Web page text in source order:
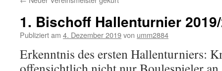
1. Bischoff Hallenturnier
Publiziert am 4. Dezember 2019von umm2884
Erkenntnis des ersten Hallenturniers: